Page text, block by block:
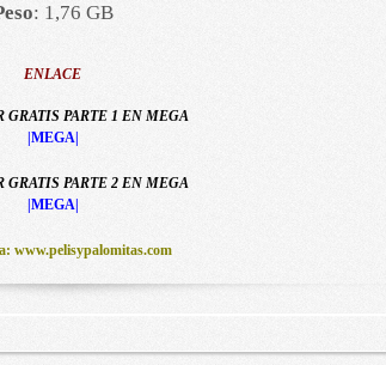
: 1,76 GB
ENLACE
GRATIS PARTE 1 EN MEGA
|MEGA|
GRATIS PARTE 2 EN MEGA
|MEGA|
www.pelisypalomitas.com